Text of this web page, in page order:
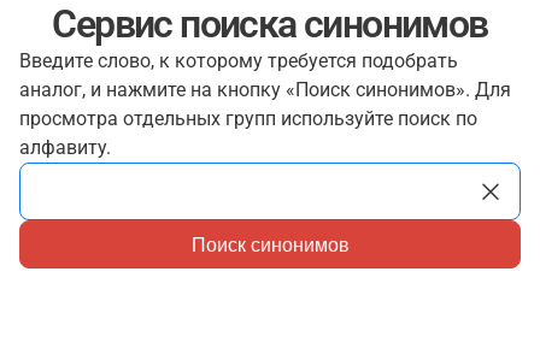
Сервис поиска синонимов
Введите слово, к которому требуется подобрать
аналог, и нажмите на кнопку «Поиск синонимов». Для
просмотра отдельных групп используйте поиск по
алфавиту.
Поиск синонимов